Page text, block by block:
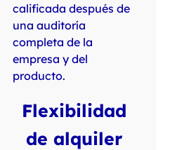
calificada después de
una auditoría
completa de la
empresa y del
producto.
Flexibilidad
de alquiler